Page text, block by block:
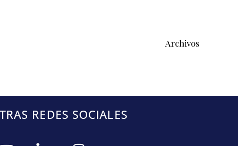
Archivos
REDES SOCIALES